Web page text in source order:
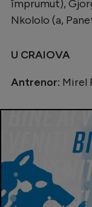
împrumut),
Nkololo (a,
U CRAIOVA
Antrenor: Mirel